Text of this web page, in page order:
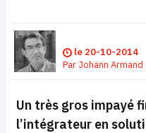
le 20-10-2014
Par Johann Armand
Un très gros impayé
l’intégrateur en